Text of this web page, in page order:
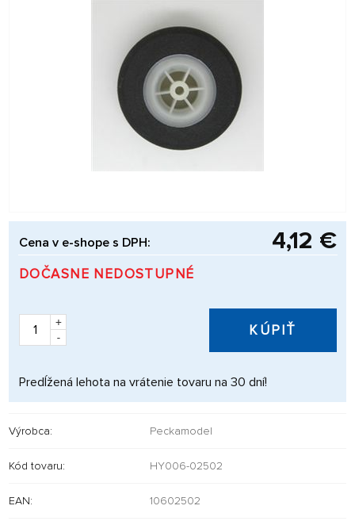
Cena v e-shope s DPH: 4,12 €
DOČASNE NEDOSTUPNÉ
+
-
KÚPIŤ
Predĺžená lehota na vrátenie tovaru na 30 dní!
Výrobca: Peckamodel
Kód tovaru: HY006-02502
EAN: 10602502